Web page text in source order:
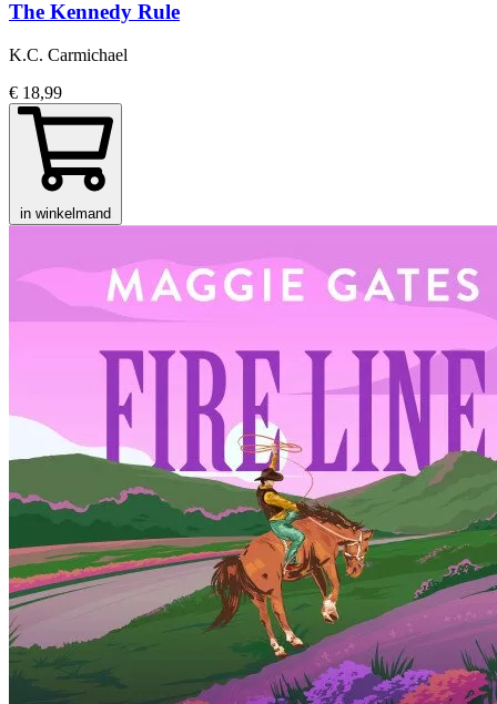
The Kennedy Rule
K.C. Carmichael
€ 18,99
in winkelmand